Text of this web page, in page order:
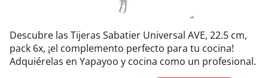
Descubre las Tijeras Sabatier Universal AVE, 22.5 cm,
pack 6x, ¡el complemento perfecto para tu cocina!
Adquiérelas en Yapayoo y cocina como un profesional.